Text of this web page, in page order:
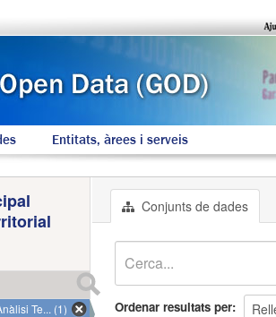
Entitats, àrees i serveis
Conjunts de dades
Ordenar resultats per
Te... (1)